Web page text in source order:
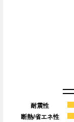
耐震性
断熱/省エネ性